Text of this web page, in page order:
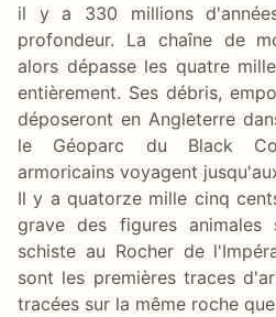
il y a 330 millions
profondeur. La chaîne de
alors dépasse les quatre
entièrement. Ses débris,
déposeront en Angleterre
le Géoparc du Black
armoricains voyagent
Il y a quatorze mille cinq
grave des figures
schiste au Rocher de
sont les premières traces
tracées sur la même roche